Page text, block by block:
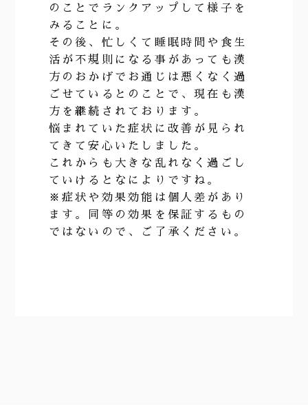
のことでランクアップして様子を
みることに。
その後、忙しくて睡眠時間や食生
活が不規則になる事があっても漢
方のおかげでお通じは悪くなく過
ごせているとのことで、現在も漢
方を継続されております。
悩まれていた症状に改善が見られ
てきて安心いたしました。
これからも大きな乱れなく過ごし
ていけるとなによりですね。
※症状や効果効能は個人差があり
ます。同等の効果を保証するもの
ではないので、ご了承ください。